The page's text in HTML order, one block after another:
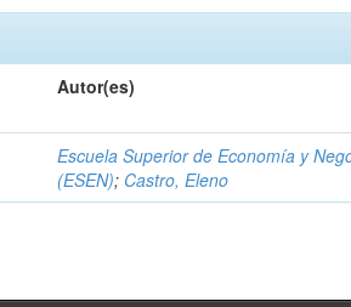
Autor(es)
Escuela Superior de Economía y
(ESEN); Castro, Eleno